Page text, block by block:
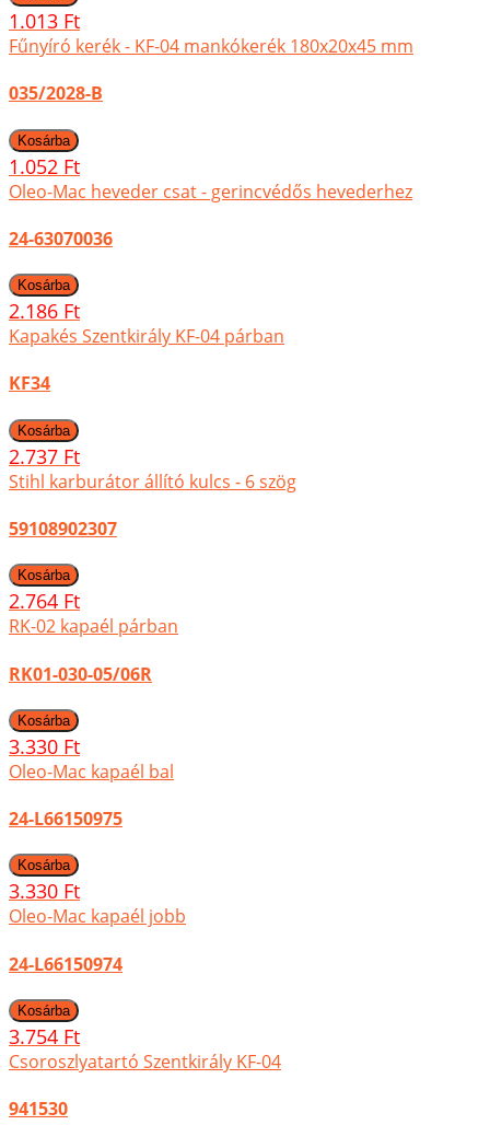
1.013 Ft
Fűnyíró kerék - KF-04 mankókerék 180x20x45 mm
035/2028-B
1.052 Ft
Oleo-Mac heveder csat - gerincvédős hevederhez
24-63070036
2.186 Ft
Kapakés Szentkirály KF-04 párban
KF34
2.737 Ft
Stihl karburátor állító kulcs - 6 szög
59108902307
2.764 Ft
RK-02 kapaél párban
RK01-030-05/06R
3.330 Ft
Oleo-Mac kapaél bal
24-L66150975
3.330 Ft
Oleo-Mac kapaél jobb
24-L66150974
3.754 Ft
Csoroszlyatartó Szentkirály KF-04
941530